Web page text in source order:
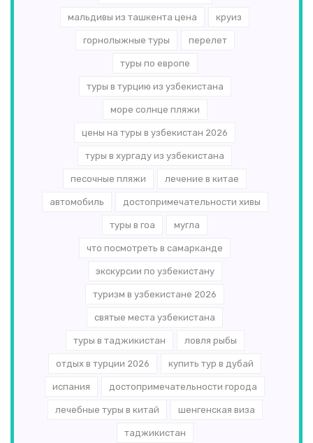
мальдивы из ташкента цена круиз
горнолыжные туры перелет
туры по европе
туры в турцию из узбекистана
море солнце пляжи
цены на туры в узбекистан 2026
туры в хургаду из узбекистана
песочные пляжи лечение в китае
автомобиль достопримечательности хивы
туры в гоа мугла
что посмотреть в самарканде
экскурсии по узбекистану
туризм в узбекистане 2026
святые места узбекистана
туры в таджикистан ловля рыбы
отдых в турции 2026 купить тур в дубай
испания достопримечательности города
лечебные туры в китай шенгенская виза
таджикистан